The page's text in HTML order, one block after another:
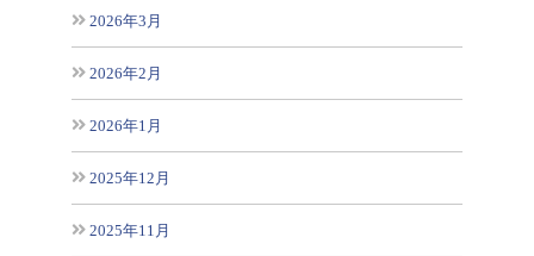
2026年3月
2026年2月
2026年1月
2025年12月
2025年11月